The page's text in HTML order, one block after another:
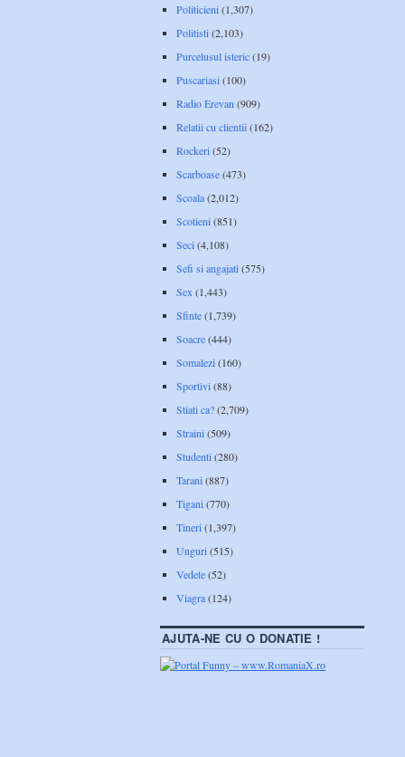
Politicieni(1,307)
Politisti(2,103)
Purcelusul isteric(19)
Puscariasi(100)
Radio Erevan (909)
Relatii cu clientii(162)
Rockeri(52)
Scarboase(473)
Scoala(2,012)
Scotieni(851)
Seci(4,108)
Sefi si angajati(575)
Sex (1,443)
Sfinte(1,739)
Soacre(444)
Somalezi(160)
Sportivi(88)
Stiati ca?(2,709)
Straini(509)
Studenti(280)
Tarani(887)
Tigani(770)
Tineri(1,397)
Unguri(515)
Vedete(52)
Viagra(124)
AJUTA-NE CU O DONATIE !